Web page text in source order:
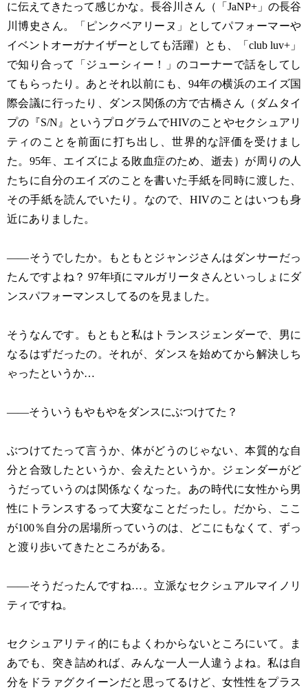
に伝えてきたって感じかな。長谷川さん（「JaNP+」の長谷
川博史さん。「ピンクベアリーヌ」としてパフォーマーや
イベントオーガナイザーとしても活躍）とも、「club luv+」
で知り合って「ジューシィー！」のコーナーで話をしてし
てもらったり。あとそれ以前にも、94年の横浜のエイズ国
際会議に行ったり、ダンス関係の方で古橋さん（ダムタイ
プの『S/N』というプログラムでHIVのことやセクシュアリ
ティのことを前面に打ち出し、世界的な評価を受けまし
た。95年、エイズによる敗血症のため、逝去）が周りの人
たちに自分のエイズのことを書いた手紙を同時に渡した、
その手紙を読んでいたり。なので、HIVのことはいつも身
近にありました。
——そうでしたか。もともとジャンジさんはダンサーだっ
たんですよね？ 97年頃にマルガリータさんといっしょにダ
ンスパフォーマンスしてるのを見ました。
そうなんです。もともと私はトランスジェンダーで、男に
なるはずだったの。それが、ダンスを始めてから解決しち
ゃったというか…
——そういうもやもやをダンスにぶつけてた？
ぶつけてたって言うか、体がどうのじゃない、本質的な自
分と合致したというか、会えたというか。ジェンダーがど
うだっていうのは関係なくなった。あの時代に女性から男
性にトランスするって大変なことだったし。だから、ここ
が100％自分の居場所っていうのは、どこにもなくて、ずっ
と渡り歩いてきたところがある。
——そうだったんですね…。立派なセクシュアルマイノリ
ティですね。
セクシュアリティ的にもよくわからないところにいて。ま
あでも、突き詰めれば、みんな一人一人違うよね。私は自
分をドラァグクイーンだと思ってるけど、女性性をプラス